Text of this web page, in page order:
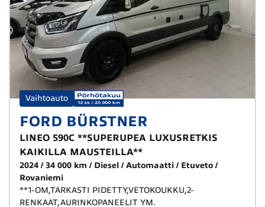
Vaihtoauto
FORD BÜRSTNER
LINEO 590C **SUPERUPEA LUXUSRETKIS
KAIKILLA MAUSTEILLA**
2024 34 000 km Diesel Automaatti
Etuveto
Rovaniemi
**1-OM,TARKASTI PIDETTY,VETOKOUKKU,2-
RENKAAT,AURINKOPANEELIT YM.